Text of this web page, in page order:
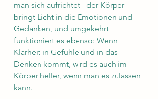
man sich aufrichtet - der Körper
bringt Licht in die Emotionen und
Gedanken, und umgekehrt
funktioniert es ebenso: Wenn
Klarheit in Gefühle und in das
Denken kommt, wird es auch im
Körper heller, wenn man es zulassen
kann.